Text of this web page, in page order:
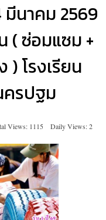
มีนาคม 2569
( ซ่อมแซม +
) โรงเรียน
ครปฐม
Views: 1115
Daily Views: 2